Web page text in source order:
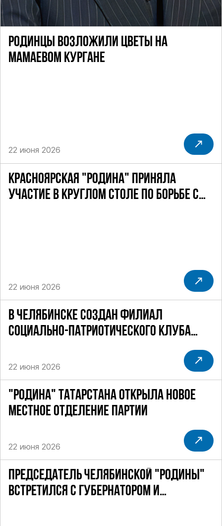
РОДИНЦЫ ВОЗЛОЖИЛИ ЦВЕТЫ НА
МАМАЕВОМ КУРГАНЕ
22 июня 2026
КРАСНОЯРСКАЯ "РОДИНА" ПРИНЯЛА
УЧАСТИЕ В КРУГЛОМ СТОЛЕ ПО БОРЬБЕ С
22 июня 2026
В ЧЕЛЯБИНСКЕ СОЗДАН ФИЛИАЛ
СОЦИАЛЬНО-ПАТРИОТИЧЕСКОГО КЛУБА
22 июня 2026
"РОДИНА" ТАТАРСТАНА ОТКРЫЛА НОВОЕ
МЕСТНОЕ ОТДЕЛЕНИЕ ПАРТИИ
22 июня 2026
ПРЕДСЕДАТЕЛЬ ЧЕЛЯБИНСКОЙ "РОДИНЫ"
ВСТРЕТИЛСЯ С ГУБЕРНАТОРОМ И